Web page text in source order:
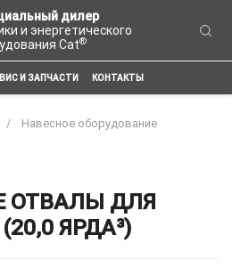
дилер
и энергетического
Cat®
И ЗАПЧАСТИ КОНТАКТЫ
Навесное оборудование
ОТВАЛЫ ДЛЯ
ЯРДА³)